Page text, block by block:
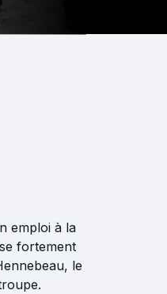
emploi à la
fortement
le